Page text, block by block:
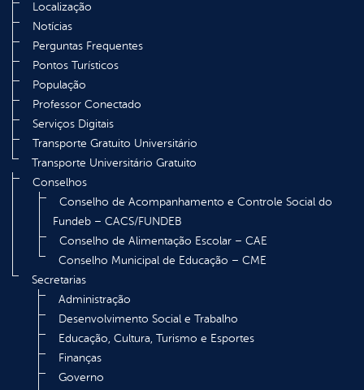
Localização
Notícias
Perguntas Frequentes
Pontos Turísticos
População
Professor Conectado
Serviços Digitais
Transporte Gratuito Universitário
Transporte Universitário Gratuito
Conselhos
Conselho de Acompanhamento e Controle Social do
Fundeb – CACS/FUNDEB
Conselho de Alimentação Escolar – CAE
Conselho Municipal de Educação – CME
Secretarias
Administração
Desenvolvimento Social e Trabalho
Educação, Cultura, Turismo e Esportes
Finanças
Governo